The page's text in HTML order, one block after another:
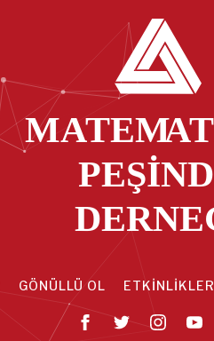
GÖNÜLLÜ OL ETKİNLİKLER